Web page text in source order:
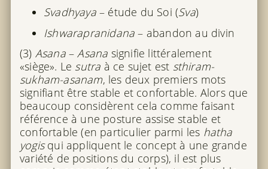
Svadhyaya– étude du Soi (Sva)
Ishwarapranidana – abandon au divin
(3) Asana–Asana signifie littéralement
«siège». Le sutra à ce sujet est sthiram-
sukham-asanam, les deux premiers mots
signifiant être stable et confortable. Alors que
beaucoup considèrent cela comme faisant
référence à une posture assise stable et
confortable (en particulier parmi les hatha
yogisqui appliquent le concept à une grande
variété de positions du corps), il est plus